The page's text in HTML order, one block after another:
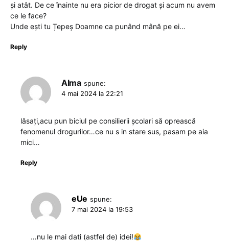
și atât. De ce înainte nu era picior de drogat și acum nu avem
ce le face?
Unde ești tu Țepeș Doamne ca punând mână pe ei…
Reply
Alma spune:
4 mai 2024 la 22:21
lăsați,acu pun biciul pe consilierii școlari să oprească
fenomenul drogurilor…ce nu s in stare sus, pasam pe aia
mici…
Reply
eUe spune:
7 mai 2024 la 19:53
…nu le mai dati (astfel de) idei!